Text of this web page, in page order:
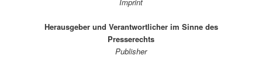
Herausgeber und Verantwortlicher im Sinne des
Presserechts
Publisher